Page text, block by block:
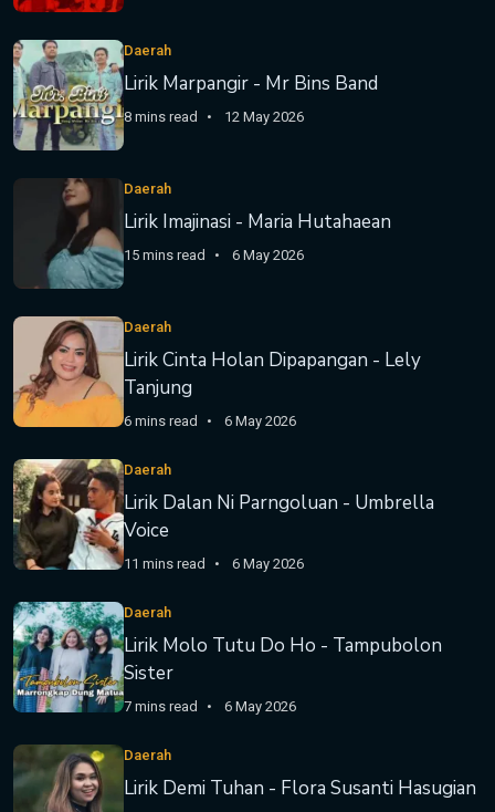
Daerah
Lirik Marpangir - Mr Bins Band
8 mins read 12 May 2026
Daerah
Lirik Imajinasi - Maria Hutahaean
15 mins read 6 May 2026
Daerah
Lirik Cinta Holan Dipapangan - Lely
Tanjung
6 mins read 6 May 2026
Daerah
Lirik Dalan Ni Parngoluan - Umbrella
Voice
11 mins read 6 May 2026
Daerah
Lirik Molo Tutu Do Ho - Tampubolon
Sister
7 mins read 6 May 2026
Daerah
Lirik Demi Tuhan - Flora Susanti Hasugian